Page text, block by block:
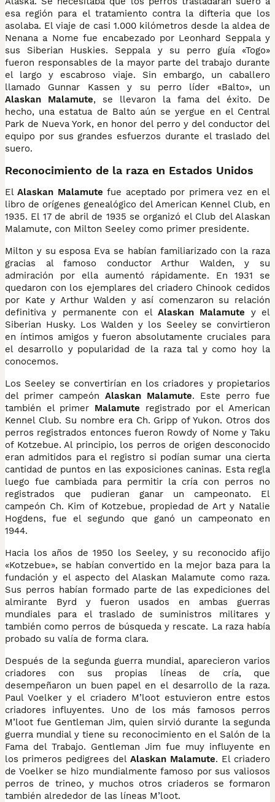
esa región para el tratamiento contra la difteria que los
asolaba. El viaje de casi 1.000 kilómetros desde la aldea de
Nenana a Nome fue encabezado por Leonhard Seppala y
sus Siberian Huskies. Seppala y su perro guía «Togo»
fueron responsables de la mayor parte del trabajo durante
el largo y escabroso viaje. Sin embargo, un caballero
llamado Gunnar Kassen y su perro líder «Balto», un
Alaskan Malamute, se llevaron la fama del éxito. De
hecho, una estatua de Balto aún se yergue en el Central
Park de Nueva York, en honor del perro y del conductor del
equipo por sus grandes esfuerzos durante el traslado del
suero.
Reconocimiento de la raza en Estados Unidos
ElAlaskan Malamute fue aceptado por primera vez en el
libro de orígenes genealógico del American Kennel Club, en
1935. El 17 de abril de 1935 se organizó el Club del Alaskan
Malamute, con Milton Seeley como primer presidente.
Milton y su esposa Eva se habían familiarizado con la raza
gracias al famoso conductor Arthur Walden, y su
admiración por ella aumentó rápidamente. En 1931 se
quedaron con los ejemplares del criadero Chinook cedidos
por Kate y Arthur Walden y así comenzaron su relación
definitiva y permanente con el Alaskan Malamute y el
Siberian Husky. Los Walden y los Seeley se convirtieron
en íntimos amigos y fueron absolutamente cruciales para
el desarrollo y popularidad de la raza tal y como hoy la
conocemos.
Los Seeley se convertirían en los criadores y propietarios
del primer campeón Alaskan Malamute. Este perro fue
también el primer Malamute registrado por el American
Kennel Club. Su nombre era Ch. Gripp of Yukon. Otros dos
perros registrados entonces fueron Rowdy of Nome y Taku
of Kotzebue. Al principio, los perros de origen desconocido
eran admitidos para el registro si podían sumar una cierta
cantidad de puntos en las exposiciones caninas. Esta regla
luego fue cambiada para permitir la cría con perros no
registrados que pudieran ganar un campeonato. El
campeón Ch. Kim of Kotzebue, propiedad de Art y Natalie
Hogdens, fue el segundo que ganó un campeonato en
1944.
Hacia los años de 1950 los Seeley, y su reconocido afijo
«Kotzebue», se habían convertido en la mejor baza para la
fundación y el aspecto del Alaskan Malamute como raza.
Sus perros habían formado parte de las expediciones del
almirante Byrd y fueron usados en ambas guerras
mundiales para el traslado de suministros militares y
también como perros de búsqueda y rescate. La raza había
probado su valía de forma clara.
Después de la segunda guerra mundial, aparecieron varios
criadores con sus propias líneas de cría, que
desempeñaron un buen papel en el desarrollo de la raza.
Paul Voelker y el criadero M’loot estuvieron entre estos
criadores influyentes. Uno de los más famosos perros
M’loot fue Gentleman Jim, quien sirvió durante la segunda
guerra mundial y tiene su reconocimiento en el Salón de la
Fama del Trabajo. Gentleman Jim fue muy influyente en
los primeros pedigrees del Alaskan Malamute. El criadero
de Voelker se hizo mundialmente famoso por sus valiosos
perros de trineo, y muchos otros criaderos se formaron
también alrededor de las líneas M’loot.